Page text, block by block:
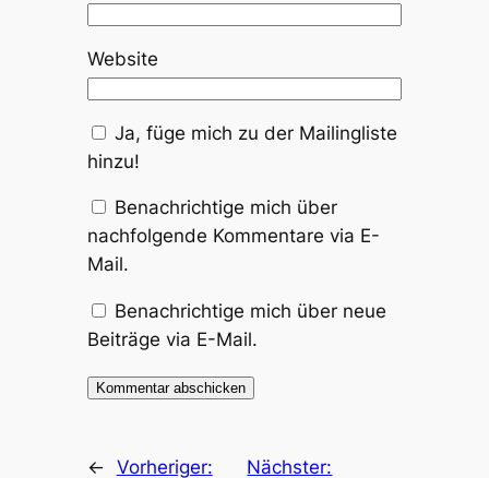
Website
Ja, füge mich zu der Mailingliste
hinzu!
Benachrichtige mich über
nachfolgende Kommentare via E-
Mail.
Benachrichtige mich über neue
Beiträge via E-Mail.
← Vorheriger:
Nächster: